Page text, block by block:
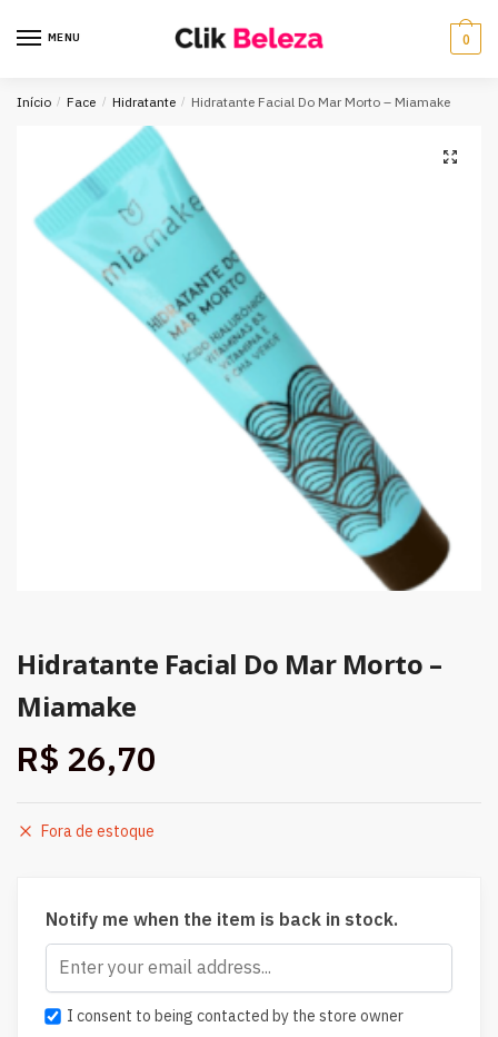
MENU 0
Início / Face / Hidratante / Hidratante Facial Do Mar Morto – Miamake
Hidratante Facial Do Mar Morto –
Miamake
R$ 26,70
Fora de estoque
Notify me when the item is back in stock.
I consent to being contacted by the store owner